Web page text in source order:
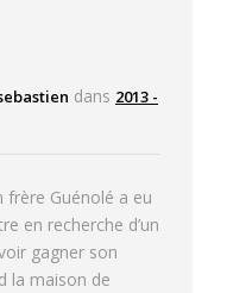
dans 2013 -
frère Guénolé a eu
en recherche d’un
gagner son
la maison de